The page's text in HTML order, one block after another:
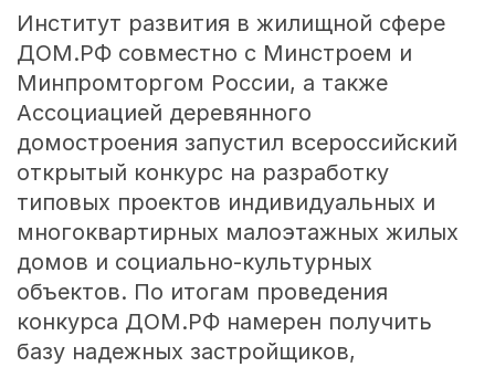
Институт развития в жилищной сфере
ДОМ.РФ совместно с Минстроем и
Минпромторгом России, а также
Ассоциацией деревянного
домостроения запустил всероссийский
открытый конкурс на разработку
типовых проектов индивидуальных и
многоквартирных малоэтажных жилых
домов и социально-культурных
объектов. По итогам проведения
конкурса ДОМ.РФ намерен получить
базу надежных застройщиков,